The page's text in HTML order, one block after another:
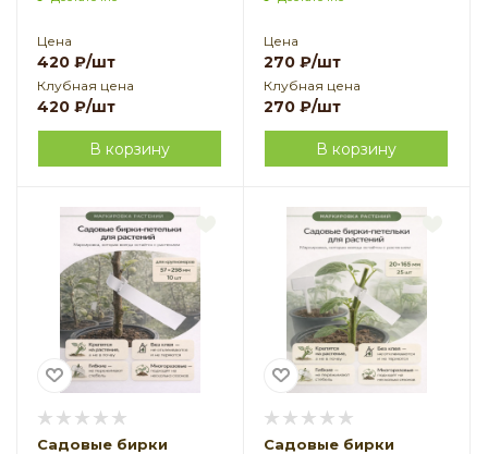
Цена
420 ₽/шт
Клубная цена
420 ₽/шт
В корзину
земледелие
Цена
270 ₽/шт
Клубная цена
270 ₽/шт
В корзину
Садовые бирки
Садовые бирки